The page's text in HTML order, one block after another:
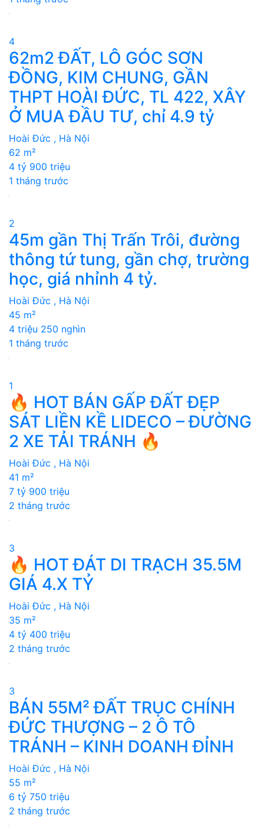
4
62m2 ĐẤT, LÔ GÓC SƠN
ĐỒNG, KIM CHUNG, GẦN
THPT HOÀI ĐỨC, TL 422, XÂY
Ở MUA ĐẦU TƯ, chỉ 4.9 tỷ
Hoài Đức , Hà Nội
62 m²
4 tỷ 900 triệu
1 tháng trước
2
45m gần Thị Trấn Trôi, đường
thông tứ tung, gần chợ, trường
học, giá nhỉnh 4 tỷ.
Hoài Đức , Hà Nội
45 m²
4 triệu 250 nghìn
1 tháng trước
1
🔥 HOT BÁN GẤP ĐẤT ĐẸP
SÁT LIỀN KỀ LIDECO – ĐƯỜNG
2 XE TẢI TRÁNH 🔥
Hoài Đức , Hà Nội
41 m²
7 tỷ 900 triệu
2 tháng trước
3
🔥 HOT ĐÁT DI TRẠCH 35.5M
GIÁ 4.X TỶ
Hoài Đức , Hà Nội
35 m²
4 tỷ 400 triệu
2 tháng trước
3
BÁN 55M² ĐẤT TRỤC CHÍNH
ĐỨC THƯỢNG – 2 Ô TÔ
TRÁNH – KINH DOANH ĐỈNH
Hoài Đức , Hà Nội
55 m²
6 tỷ 750 triệu
2 tháng trước